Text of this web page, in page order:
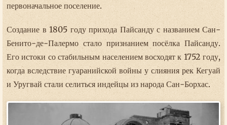
первоначальное поселение.
Создание в 1805 году прихода Пайсанду с названием Сан-
Бенито-де-Палермо стало признанием посёлка Пайсанду.
Его истоки со стабильным населением восходят к 1752 году,
когда вследствие гуаранийской войны у слияния рек Кегуай
и Уругвай стали селиться индейцы из народа Сан-Борхас.